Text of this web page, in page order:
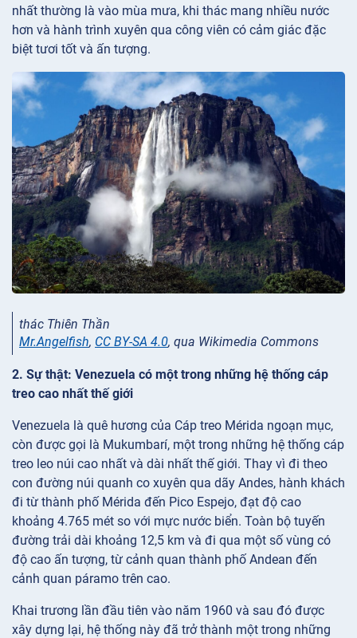
nhất thường là vào mùa mưa, khi thác mang nhiều nước
hơn và hành trình xuyên qua công viên có cảm giác đặc
biệt tươi tốt và ấn tượng.
thác Thiên Thần
Mr.Angelfish, CC BY-SA 4.0, qua Wikimedia Commons
2. Sự thật: Venezuela có một trong những hệ thống cáp
treo cao nhất thế giới
Venezuela là quê hương của Cáp treo Mérida ngoạn mục,
còn được gọi là Mukumbarí, một trong những hệ thống cáp
treo leo núi cao nhất và dài nhất thế giới. Thay vì đi theo
con đường núi quanh co xuyên qua dãy Andes, hành khách
đi từ thành phố Mérida đến Pico Espejo, đạt độ cao
khoảng 4.765 mét so với mực nước biển. Toàn bộ tuyến
đường trải dài khoảng 12,5 km và đi qua một số vùng có
độ cao ấn tượng, từ cảnh quan thành phố Andean đến
cảnh quan páramo trên cao.
Khai trương lần đầu tiên vào năm 1960 và sau đó được
xây dựng lại, hệ thống này đã trở thành một trong những